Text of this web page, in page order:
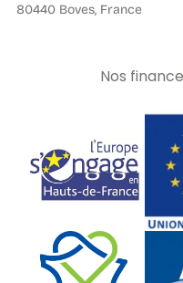
80440 Boves, France
Nos